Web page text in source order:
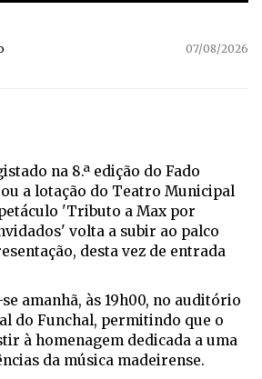
07/08/2026
na 8.ª edição do Fado
a lotação do Teatro Municipal
'Tributo a Max por
volta a subir ao palco
desta vez de entrada
amanhã, às 19h00, no auditório
do Funchal, permitindo que o
à homenagem dedicada a uma
da música madeirense.